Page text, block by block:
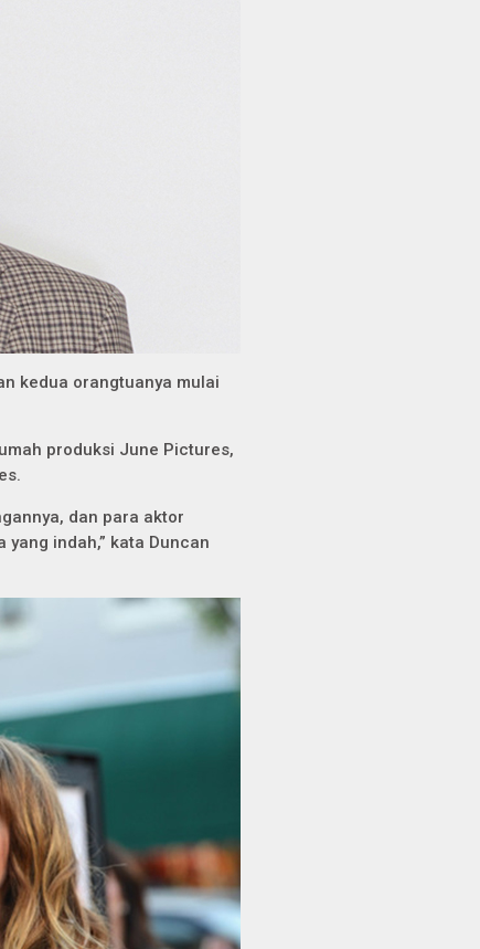
kedua orangtuanya mulai
produksi June Pictures,
dan para aktor
indah,” kata Duncan